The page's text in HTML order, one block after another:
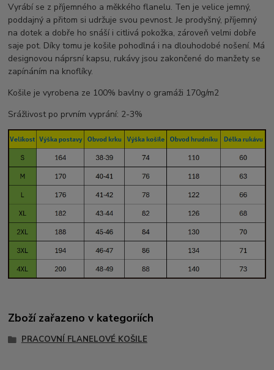
Vyrábí se z příjemného a měkkého flanelu. Ten je velice jemný,
poddajný a přitom si udržuje svou pevnost. Je prodyšný, příjemný
na dotek a dobře ho snáší i citlivá pokožka, zároveň velmi dobře
saje pot. Díky tomu je košile pohodlná i na dlouhodobé nošení. Má
designovou náprsní kapsu, rukávy jsou zakončené do manžety se
zapínáním na knoflíky.
Košile je vyrobena ze 100% bavlny o gramáži 170g/m2
Srážlivost po prvním vyprání: 2-3%
Zboží zařazeno v kategoriích
PRACOVNÍ FLANELOVÉ KOŠILE